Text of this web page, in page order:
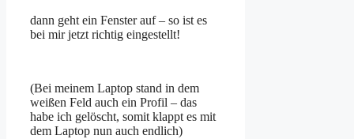
dann geht ein Fenster auf – so ist es
bei mir jetzt richtig eingestellt!
(Bei meinem Laptop stand in dem
weißen Feld auch ein Profil – das
habe ich gelöscht, somit klappt es mit
dem Laptop nun auch endlich)